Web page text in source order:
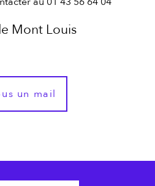
Mont Louis
un mail